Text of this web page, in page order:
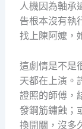
人機因為軸承
告根本沒有執
找上陳阿嬤，
這劇情是不是
天都在上演。
證照的師傅，
發鋼筋鏽蝕；
換開關，沒多